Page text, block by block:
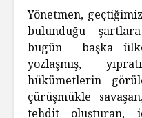
Yönetmen,
bulunduğu
bugün başka
yozlaşmış,
hükümetlerin
çürüşmükle
tehdit oluşturan,